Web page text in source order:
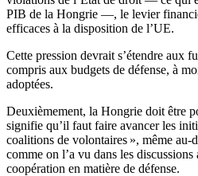
PIB de la Hongrie —, le levier
efficaces à la disposition de l’UE.
Cette pression devrait s’étendre aux
compris aux budgets de défense, à
adoptées.
Deuxièmement, la Hongrie doit être
signifie qu’il faut faire avancer les
coalitions de volontaires », même au-
comme on l’a vu dans les
coopération en matière de défense.